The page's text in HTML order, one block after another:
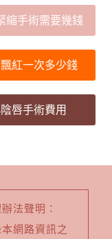
縮手術需要幾錢
紅一次多少錢
唇手術費用
法聲明：
網路資訊之